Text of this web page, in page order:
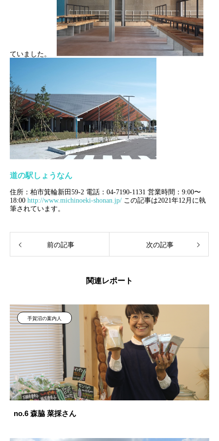
ていました。
道の駅しょうなん
住所：柏市箕輪新田59-2 電話：04-7190-1131 営業時間：9:00〜
18:00 http://www.michinoeki-shonan.jp/ この記事は2021年12月に執
筆されています。
前の記事 次の記事
関連レポート
手賀沼の案内人
no.6 森脇 菜採さん